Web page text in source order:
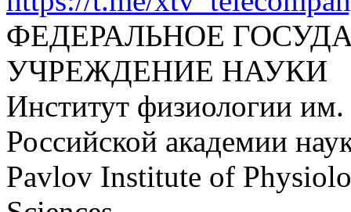
ФЕДЕРАЛЬНОЕ
УЧРЕЖДЕНИЕ НАУКИ
Институт физиологии
Российской академии
Pavlov Institute of